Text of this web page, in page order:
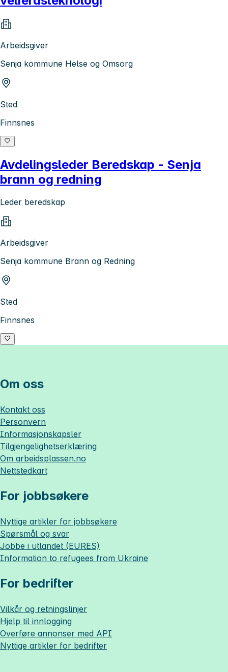
Arbeidsgiver
Senja kommune Helse og Omsorg
Sted
Finnsnes
Avdelingsleder Beredskap - Senja
brann og redning
Leder beredskap
Arbeidsgiver
Senja kommune Brann og Redning
Sted
Finnsnes
Om oss
Kontakt oss
Personvern
Informasjonskapsler
Tilgjengelighetserklæring
Om arbeidsplassen.no
Nettstedkart
For jobbsøkere
Nyttige artikler for jobbsøkere
Spørsmål og svar
Jobbe i utlandet (EURES)
Information to refugees from Ukraine
For bedrifter
Vilkår og retningslinjer
Hjelp til innlogging
Overføre annonser med API
Nyttige artikler for bedrifter